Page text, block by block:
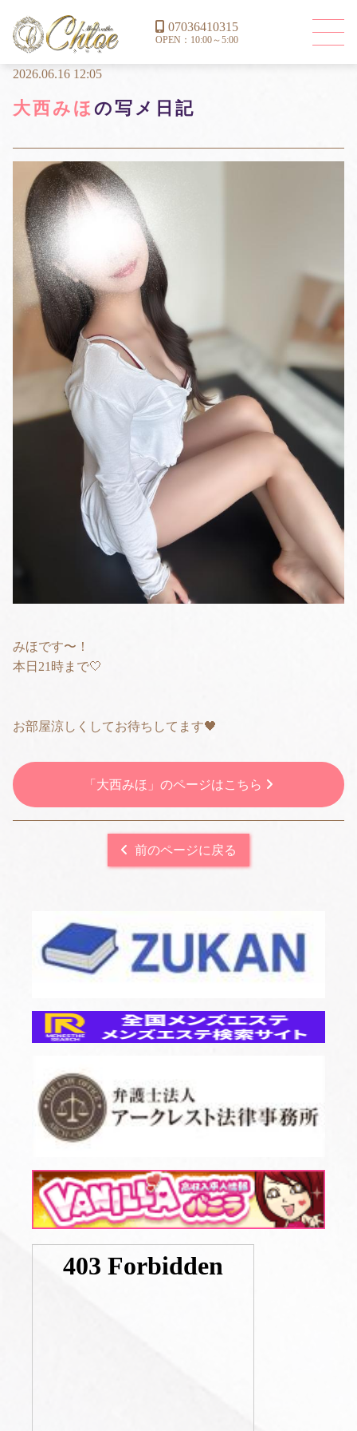
07036410315
OPEN：10:00～5:00
2026.06.16 12:05
大西みほ の写メ日記
みほです〜！
本日21時まで🤍
お部屋涼しくしてお待ちしてます🖤
「大西みほ」のページはこちら
前のページに戻る